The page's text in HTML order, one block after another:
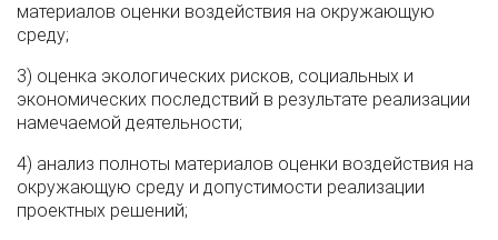
материалов оценки воздействия на окружающую
среду;
3) оценка экологических рисков, социальных и
экономических последствий в результате реализации
намечаемой деятельности;
4) анализ полноты материалов оценки воздействия на
окружающую среду и допустимости реализации
проектных решений;